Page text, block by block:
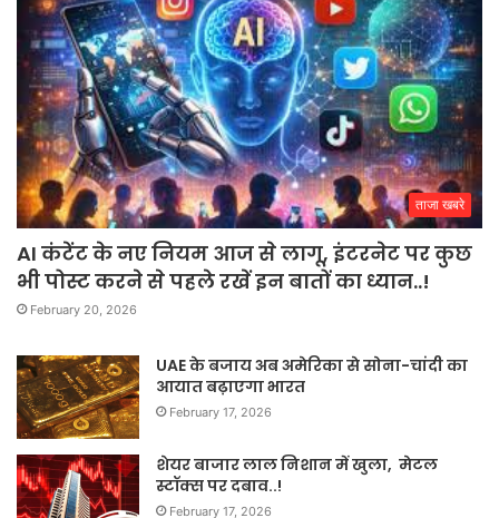
ताजा खबरे
AI कंटेंट के नए नियम आज से लागू, इंटरनेट पर कुछ
भी पोस्ट करने से पहले रखें इन बातों का ध्यान..!
February 20, 2026
UAE के बजाय अब अमेरिका से सोना-चांदी का
आयात बढ़ाएगा भारत
February 17, 2026
शेयर बाजार लाल निशान में खुला, मेटल
स्टॉक्स पर दबाव..!
February 17, 2026